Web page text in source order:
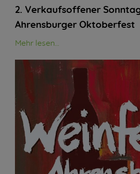
2. Verkaufsoffener
Ahrensburger Oktoberfest
Mehr lesen...